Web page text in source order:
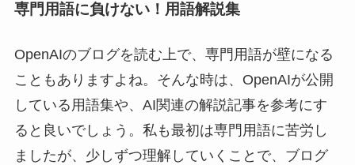
専門用語に負けない！用語解説集
OpenAIのブログを読む上で、専門用語が壁になる
こともありますよね。そんな時は、OpenAIが公開
している用語集や、AI関連の解説記事を参考にす
ると良いでしょう。私も最初は専門用語に苦労し
ましたが、少しずつ理解していくことで、ブログ